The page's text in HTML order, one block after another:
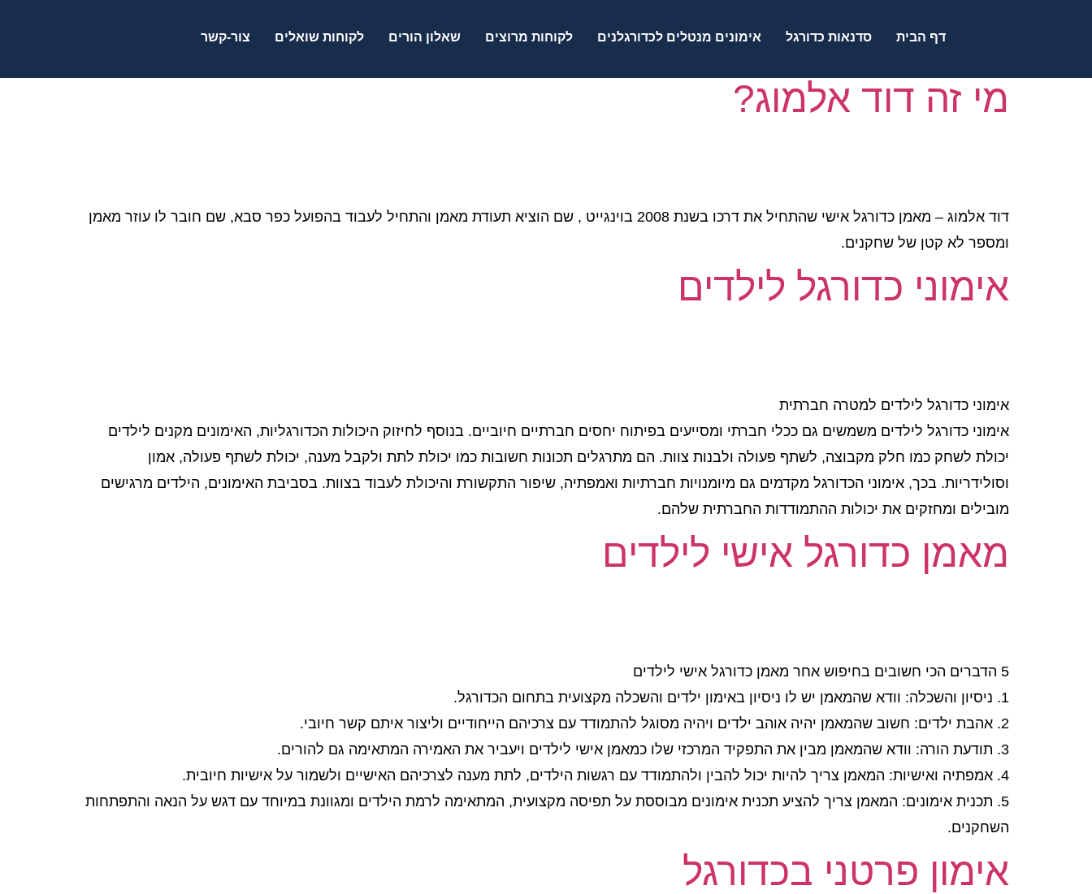
דף הבית סדנאות כדורגל אימונים מנטלים לכדורגלנים לקוחות מרוצים שאלון הורים לקוחות שואלים צור-קשר
מי זה דוד אלמוג?
דוד אלמוג – מאמן כדורגל אישי שהתחיל את דרכו בשנת 2008 בוינגייט , שם הוציא תעודת מאמן והתחיל לעבוד בהפועל כפר סבא, שם חובר לו עוזר מאמן
ומספר לא קטן של שחקנים.
אימוני כדורגל לילדים
אימוני כדורגל לילדים למטרה חברתית
אימוני כדורגל לילדים משמשים גם ככלי חברתי ומסייעים בפיתוח יחסים חברתיים חיוביים. בנוסף לחיזוק היכולות הכדורגליות, האימונים מקנים לילדים
יכולת לשחק כמו חלק מקבוצה, לשתף פעולה ולבנות צוות. הם מתרגלים תכונות חשובות כמו יכולת לתת ולקבל מענה, יכולת לשתף פעולה, אמון
וסולידריות. בכך, אימוני הכדורגל מקדמים גם מיומנויות חברתיות ואמפתיה, שיפור התקשורת והיכולת לעבוד בצוות. בסביבת האימונים, הילדים מרגישים
מובילים ומחזקים את יכולות ההתמודדות החברתית שלהם.
מאמן כדורגל אישי לילדים
5 הדברים הכי חשובים בחיפוש אחר מאמן כדורגל אישי לילדים
1. ניסיון והשכלה: וודא שהמאמן יש לו ניסיון באימון ילדים והשכלה מקצועית בתחום הכדורגל.
2. אהבת ילדים: חשוב שהמאמן יהיה אוהב ילדים ויהיה מסוגל להתמודד עם צרכיהם הייחודיים וליצור איתם קשר חיובי.
3. תודעת הורה: וודא שהמאמן מבין את התפקיד המרכזי שלו כמאמן אישי לילדים ויעביר את האמירה המתאימה גם להורים.
4. אמפתיה ואישיות: המאמן צריך להיות יכול להבין ולהתמודד עם רגשות הילדים, לתת מענה לצרכיהם האישיים ולשמור על אישיות חיובית.
5. תכנית אימונים: המאמן צריך להציע תכנית אימונים מבוססת על תפיסה מקצועית, המתאימה לרמת הילדים ומגוונת במיוחד עם דגש על הנאה והתפתחות
השחקנים.
אימון פרטני בכדורגל